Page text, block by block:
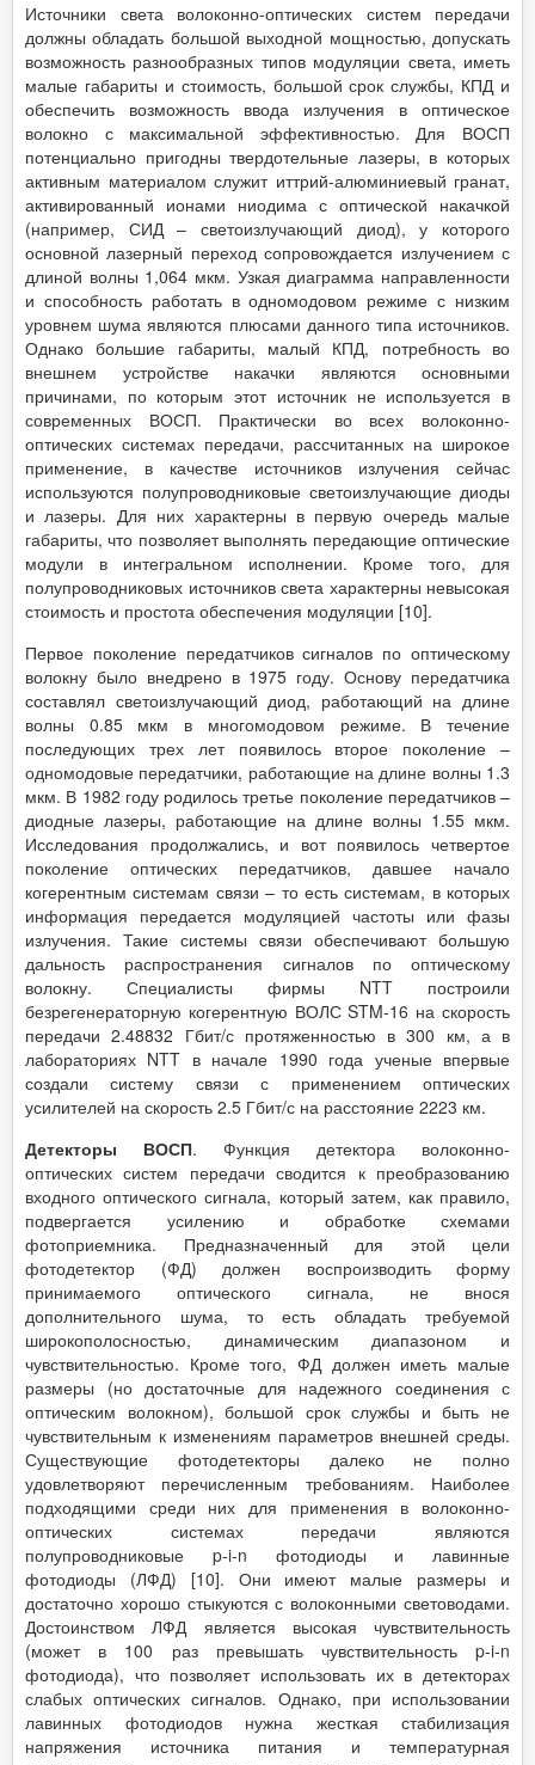
Источники света волоконно-оптических систем передачи
должны обладать большой выходной мощностью, допускать
возможность разнообразных типов модуляции света, иметь
малые габариты и стоимость, большой срок службы, КПД и
обеспечить возможность ввода излучения в оптическое
волокно с максимальной эффективностью. Для ВОСП
потенциально пригодны твердотельные лазеры, в которых
активным материалом служит иттрий-алюминиевый гранат,
активированный ионами ниодима с оптической накачкой
(например, СИД – светоизлучающий диод), у которого
основной лазерный переход сопровождается излучением с
длиной волны 1,064 мкм. Узкая диаграмма направленности
и способность работать в одномодовом режиме с низким
уровнем шума являются плюсами данного типа источников.
Однако большие габариты, малый КПД, потребность во
внешнем устройстве накачки являются основными
причинами, по которым этот источник не используется в
современных ВОСП. Практически во всех волоконно-
оптических системах передачи, рассчитанных на широкое
применение, в качестве источников излучения сейчас
используются полупроводниковые светоизлучающие диоды
и лазеры. Для них характерны в первую очередь малые
габариты, что позволяет выполнять передающие оптические
модули в интегральном исполнении. Кроме того, для
полупроводниковых источников света характерны невысокая
стоимость и простота обеспечения модуляции [10].
Первое поколение передатчиков сигналов по оптическому
волокну было внедрено в 1975 году. Основу передатчика
составлял светоизлучающий диод, работающий на длине
волны 0.85 мкм в многомодовом режиме. В течение
последующих трех лет появилось второе поколение –
одномодовые передатчики, работающие на длине волны 1.3
мкм. В 1982 году родилось третье поколение передатчиков –
диодные лазеры, работающие на длине волны 1.55 мкм.
Исследования продолжались, и вот появилось четвертое
поколение оптических передатчиков, давшее начало
когерентным системам связи – то есть системам, в которых
информация передается модуляцией частоты или фазы
излучения. Такие системы связи обеспечивают большую
дальность распространения сигналов по оптическому
волокну. Специалисты фирмы NTT построили
безрегенераторную когерентную ВОЛС STM-16 на скорость
передачи 2.48832 Гбит/с протяженностью в 300 км, а в
лабораториях NTT в начале 1990 года ученые впервые
создали систему связи с применением оптических
усилителей на скорость 2.5 Гбит/с на расстояние 2223 км.
Детекторы ВОСП. Функция детектора волоконно-
оптических систем передачи сводится к преобразованию
входного оптического сигнала, который затем, как правило,
подвергается усилению и обработке схемами
фотоприемника. Предназначенный для этой цели
фотодетектор (ФД) должен воспроизводить форму
принимаемого оптического сигнала, не внося
дополнительного шума, то есть обладать требуемой
широкополосностью, динамическим диапазоном и
чувствительностью. Кроме того, ФД должен иметь малые
размеры (но достаточные для надежного соединения с
оптическим волокном), большой срок службы и быть не
чувствительным к изменениям параметров внешней среды.
Существующие фотодетекторы далеко не полно
удовлетворяют перечисленным требованиям. Наиболее
подходящими среди них для применения в волоконно-
оптических системах передачи являются
полупроводниковые p-i-n фотодиоды и лавинные
фотодиоды (ЛФД) [10]. Они имеют малые размеры и
достаточно хорошо стыкуются с волоконными световодами.
Достоинством ЛФД является высокая чувствительность
(может в 100 раз превышать чувствительность p-i-n
фотодиода), что позволяет использовать их в детекторах
слабых оптических сигналов. Однако, при использовании
лавинных фотодиодов нужна жесткая стабилизация
напряжения источника питания и температурная